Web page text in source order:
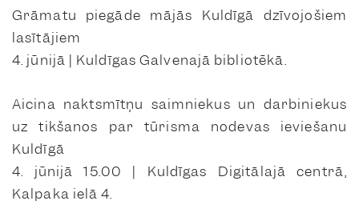
Grāmatu piegāde mājās Kuldīgā dzīvojošiem
lasītājiem
4. jūnijā | Kuldīgas Galvenajā bibliotēkā.
Aicina naktsmītņu saimniekus un darbiniekus
uz tikšanos par tūrisma nodevas ieviešanu
Kuldīgā
4. jūnijā 15.00 | Kuldīgas Digitālajā centrā,
Kalpaka ielā 4.